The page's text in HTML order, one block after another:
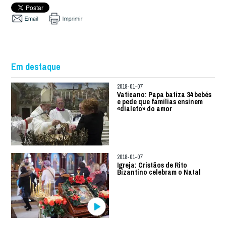
Em destaque
2018-01-07
Vaticano: Papa batiza 34 bebés
e pede que famílias ensinem
«dialeto» do amor
2018-01-07
Igreja: Cristãos de Rito
Bizantino celebram o Natal